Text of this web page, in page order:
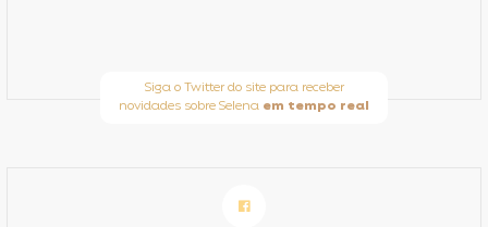
Siga o Twitter do site para receber
novidades sobre Selena em tempo real